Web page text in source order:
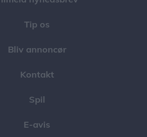
Tip os
Bliv annoncør
Kontakt
Spil
E-avis